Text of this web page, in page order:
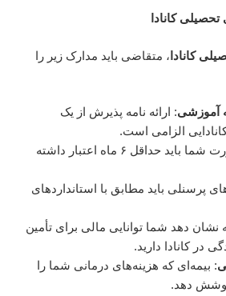
کانادا
کانادا ، متقاضی باید مدارک زیر را
آموزشی: ارائه نامه پذیرش از یک
الزامی است.
: پاسپورت شما باید حداقل ۶ ماه اعتبار داشته
پرسنلی باید مطابق با استانداردهای
نشان دهد شما توانایی مالی برای تأمین
در کانادا دارید.
: بیمه‌ای که هزینه‌های درمانی شما را
دهد.